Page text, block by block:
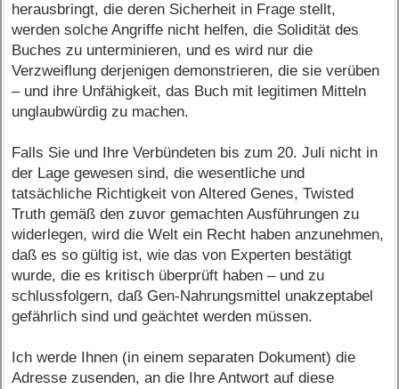
herausbringt, die deren Sicherheit in Frage stellt,
werden solche Angriffe nicht helfen, die Solidität des
Buches zu unterminieren, und es wird nur die
Verzweiflung derjenigen demonstrieren, die sie verüben
– und ihre Unfähigkeit, das Buch mit legitimen Mitteln
unglaubwürdig zu machen.
Falls Sie und Ihre Verbündeten bis zum 20. Juli nicht in
der Lage gewesen sind, die wesentliche und
tatsächliche Richtigkeit von Altered Genes, Twisted
Truth gemäß den zuvor gemachten Ausführungen zu
widerlegen, wird die Welt ein Recht haben anzunehmen,
daß es so gültig ist, wie das von Experten bestätigt
wurde, die es kritisch überprüft haben – und zu
schlussfolgern, daß Gen-Nahrungsmittel unakzeptabel
gefährlich sind und geächtet werden müssen.
Ich werde Ihnen (in einem separaten Dokument) die
Adresse zusenden, an die Ihre Antwort auf diese